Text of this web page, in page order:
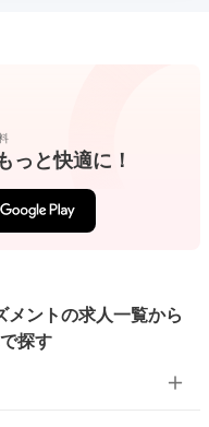
っと快適に！
メントの求人一覧から
探す